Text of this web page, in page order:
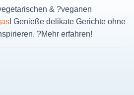
T
& ?veganen
! Genieße delikate Gerichte ohne
?Mehr erfahren!